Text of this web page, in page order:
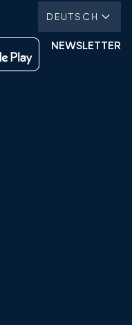
DEUTSCH
NEWSLETTER